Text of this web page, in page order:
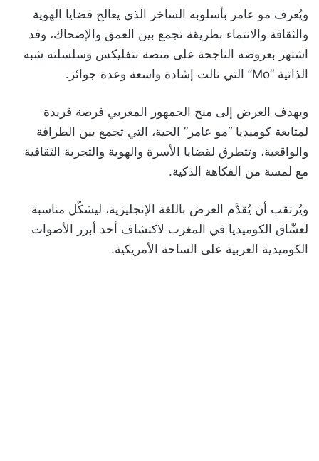
ويُعرف مو عامر بأسلوبه الساخر الذي يعالج قضايا الهوية
والثقافة والانتماء بطريقة تجمع بين العمق والإضحاك، وقد
اشتهر بعروضه الناجحة على منصة نتفليكس وسلسلته شبه
الذاتية “Mo” التي نالت إشادة واسعة وعدة جوائز.
ويهدف العرض إلى منح الجمهور المغربي فرصة فريدة
لمتابعة كوميديا “مو عامر” الحية، التي تجمع بين الطرافة
والواقعية، وتتطرق لقضايا الأسرة والهوية والتجربة الثقافية
مع لمسة من الفكاهة الذكية.
ويُرتقب أن يُقدَّم العرض باللغة الإنجليزية، ليشكّل مناسبة
لعشّاق الكوميديا في المغرب لاكتشاف أحد أبرز الأصوات
الكوميدية العربية على الساحة الأمريكية.